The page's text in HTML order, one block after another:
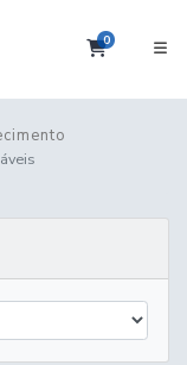
0Carrinho